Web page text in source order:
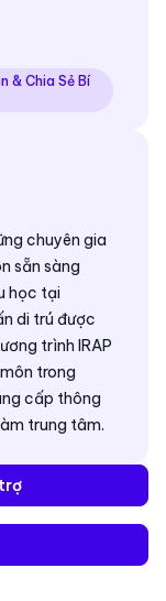
& Chia Sẻ Bí
chuyên gia
sẵn sàng
học tại
di trú được
trình IRAP
trong
cấp thông
trung tâm.